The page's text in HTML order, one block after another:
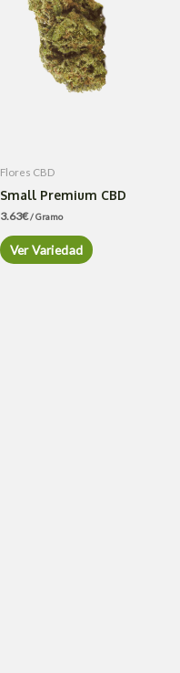
Flores CBD
Small Premium CBD
3.63€/ Gramo
Ver Variedad